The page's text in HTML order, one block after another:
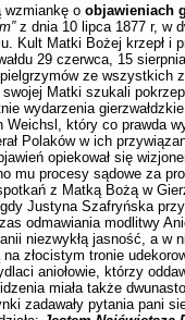
wzmiankę o objawieniach
z dnia 10 lipca 1877 r, w
Kult Matki Bożej krzepł i
29 czerwca, 15
ze wszystkich
Matki szukali
wydarzenia
Weichsl, który co prawda
Polaków w ich
opiekował się
mu procesy sądowe za
z Matką Bożą w
Justyna Szafryńska
odmawiania modlitwy
niezwykłą jasność, a w
złocistym tronie
aniołowie, którzy
miała także
zadawały pytania pani